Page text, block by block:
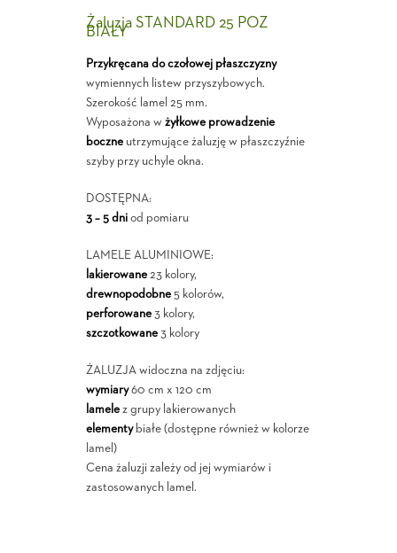
Żaluzja STANDARD 25 POZ
BIAŁY
Przykręcana do czołowej płaszczyzny
wymiennych listew przyszybowych.
Szerokość lamel 25 mm.
Wyposażona w żyłkowe prowadzenie
boczneutrzymujące żaluzję w płaszczyźnie
szyby przy uchyle okna.
DOSTĘPNA:
3 – 5 dniod pomiaru
LAMELE ALUMINIOWE:
lakierowane23 kolory,
drewnopodobne5 kolorów,
perforowane3 kolory,
szczotkowane3 kolory
ŻALUZJA widoczna na zdjęciu:
wymiary60 cm x 120 cm
lamelez grupy lakierowanych
elementybiałe (dostępne również w kolorze
lamel)
Cena żaluzji zależy od jej wymiarów i
zastosowanych lamel.